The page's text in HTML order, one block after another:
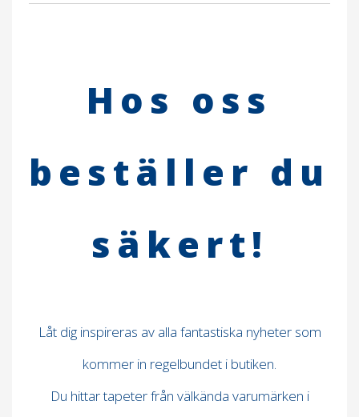
Hos oss
beställer du
säkert!
Låt dig inspireras av alla fantastiska nyheter som
kommer in regelbundet i butiken.
Du hittar tapeter från välkända varumärken i